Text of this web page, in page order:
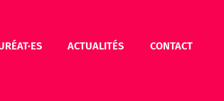
ACTUALITÉS CONTACT